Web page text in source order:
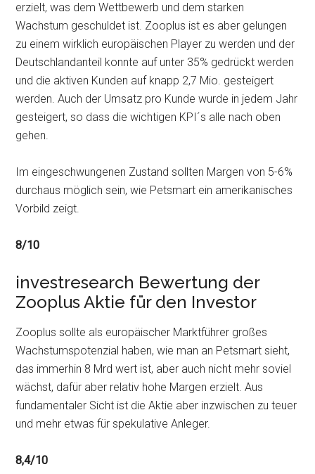
erzielt, was dem Wettbewerb und dem starken
Wachstum geschuldet ist. Zooplus ist es aber gelungen
zu einem wirklich europäischen Player zu werden und der
Deutschlandanteil konnte auf unter 35% gedrückt werden
und die aktiven Kunden auf knapp 2,7 Mio. gesteigert
werden. Auch der Umsatz pro Kunde wurde in jedem Jahr
gesteigert, so dass die wichtigen KPI´s alle nach oben
gehen.
Im eingeschwungenen Zustand sollten Margen von 5-6%
durchaus möglich sein, wie Petsmart ein amerikanisches
Vorbild zeigt.
8/10
investresearch Bewertung der
Zooplus Aktie für den Investor
Zooplus sollte als europäischer Marktführer großes
Wachstumspotenzial haben, wie man an Petsmart sieht,
das immerhin 8 Mrd wert ist, aber auch nicht mehr soviel
wächst, dafür aber relativ hohe Margen erzielt. Aus
fundamentaler Sicht ist die Aktie aber inzwischen zu teuer
und mehr etwas für spekulative Anleger.
8,4/10